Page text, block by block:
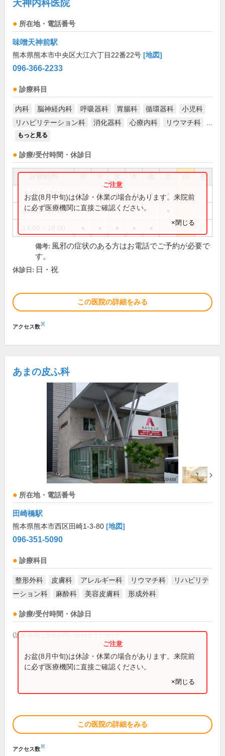
天神内科医院
所在地・電話番号
味噌天神前駅
熊本県熊本市中央区大江六丁目22番22号 [地図]
096-366-2233
診療科目
内科 脳神経内科 呼吸器科 胃腸科 循環器科
小児科
リハビリテーション科
消化器科 心療内科 リウマチ科
もっと見る
診療/受付時間・休診日
祝
9:00～13:00 ● ● ● ● ●
14:00～17:00
お盆(8月中旬)は休診・休業の場合があります。来院前
に必ず医療機関に直接ご確認ください。
×閉じる
備考: 風邪の症状のある方はお電話でご予約が必要で
す。
休診日: 日・祝
この医院の詳細をみる
アクセス数※
あまの皮ふ科
所在地・電話番号
田崎橋駅
熊本県熊本市西区田崎1-3-80 [地図]
096-351-5090
診療科目
整形外科 皮膚科 アレルギー科 リウマチ科
リハビリテ
ーション科
麻酔科 美容皮膚科 形成外科
診療/受付時間・休診日
(診療時間は直接お問い合わせください)
お盆(8月中旬)は休診・休業の場合があります。来院前
に必ず医療機関に直接ご確認ください。
×閉じる
この医院の詳細をみる
アクセス数※